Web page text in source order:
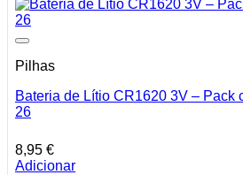
Pilhas
Bateria de Lítio CR1620 3V – Pack
26
8,95 €
Adicionar